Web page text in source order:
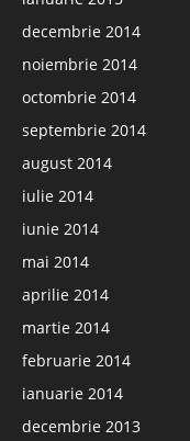
decembrie 2014
noiembrie 2014
octombrie 2014
septembrie 2014
august 2014
iulie 2014
iunie 2014
mai 2014
aprilie 2014
martie 2014
februarie 2014
ianuarie 2014
decembrie 2013